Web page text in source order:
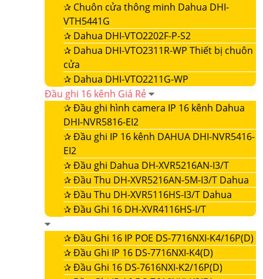
✰ Chuôn cửa thông minh Dahua DHI-
VTH5441G
✰ Dahua DHI-VTO2202F-P-S2
✰ Dahua DHI-VTO2311R-WP Thiết bị chuôn
cửa
✰ Dahua DHI-VTO2211G-WP
Đầu ghi 16 kênh Giá Rẻ
✰Đầu ghi hình camera IP 16 kênh Dahua
DHI-NVR5816-EI2
✰Đầu ghi IP 16 kênh DAHUA DHI-NVR5416-
EI2
✰Đầu ghi Dahua DH-XVR5216AN-I3/T
✰Đầu Thu DH-XVR5216AN-5M-I3/T Dahua
✰Đầu Thu DH-XVR5116HS-I3/T Dahua
✰Đầu Ghi 16 DH-XVR4116HS-I/T
✰Đầu Ghi 16 IP POE DS-7716NXI-K4/16P(D)
✰Đầu Ghi IP 16 DS-7716NXI-K4(D)
✰Đầu Ghi 16 DS-7616NXI-K2/16P(D)